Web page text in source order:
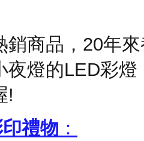
銷商品，20年
夜燈的LED彩
!
禮物 ：